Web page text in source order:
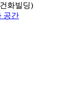
화빌딩)
공간